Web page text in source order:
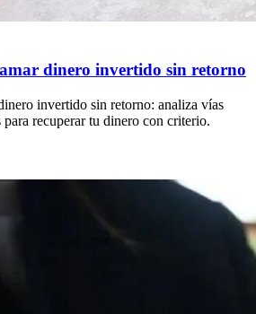
dinero invertido sin retorno
invertido sin retorno: analiza vías
para recuperar tu dinero con criterio.